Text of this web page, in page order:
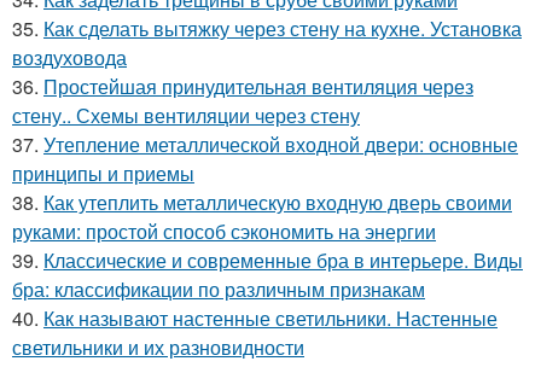
35. Как сделать вытяжку через стену на кухне. Установка
воздуховода
36. Простейшая принудительная вентиляция через
стену.. Схемы вентиляции через стену
37. Утепление металлической входной двери: основные
принципы и приемы
38. Как утеплить металлическую входную дверь своими
руками: простой способ сэкономить на энергии
39. Классические и современные бра в интерьере. Виды
бра: классификации по различным признакам
40. Как называют настенные светильники. Настенные
светильники и их разновидности